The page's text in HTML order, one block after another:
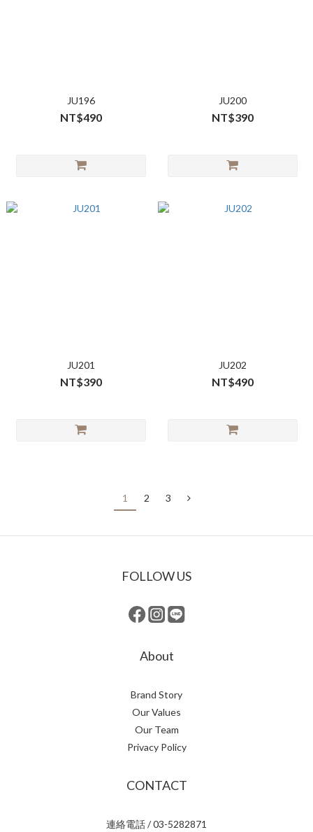
JU196
NT$490
JU200
NT$390
JU201
NT$390
JU202
NT$490
1 2 3
FOLLOW US
About
Brand Story
Our Values
Our Team
Privacy Policy
CONTACT
連絡電話 / 03-5282871